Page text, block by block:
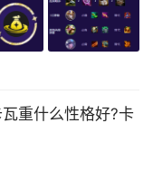
重什么性格好?卡